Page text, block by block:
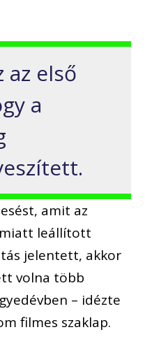
az első
a
amit az
leállított
jelentett, akkor
volna több
– idézte
filmes szaklap.